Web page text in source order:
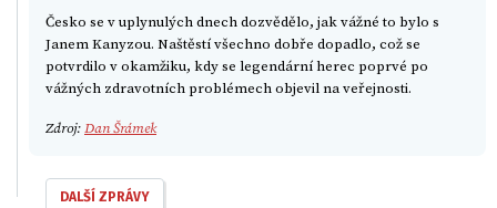
Česko se v uplynulých dnech dozvědělo, jak vážné to bylo s
Janem Kanyzou. Naštěstí všechno dobře dopadlo, což se
potvrdilo v okamžiku, kdy se legendární herec poprvé po
vážných zdravotních problémech objevil na veřejnosti.
Zdroj:Dan Šrámek
DALŠÍ ZPRÁVY